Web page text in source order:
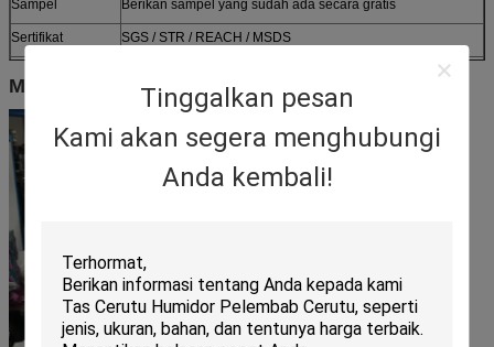
Tinggalkan pesan
Kami akan segera menghubungi
Anda kembali!
Sampel Berikan sampel yang sudah ada secara gratis
Sertifikat SGS / STR / REACH / MSDS
Gaya yang disesuaikan, struktur, bahan, ukuran, desain,
pengemasan diterima
Membuat peta di lokasi